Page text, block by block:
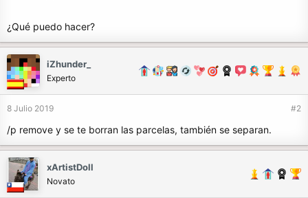
¿Qué puedo hacer?
iZhunder_
Experto
8 Julio 2019 #2
/p remove y se te borran las parcelas, también se separan.
xArtistDoll
Novato